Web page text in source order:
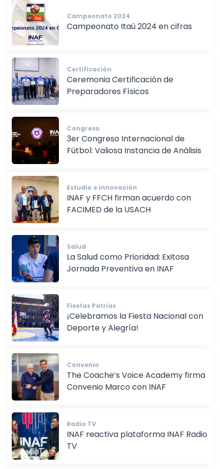
Campeonato 2024
Campeonato Itaú 2024 en cifras
Certificación
Ceremonia Certificación de
Preparadores Físicos
Congreso
3er Congreso Internacional de
Estudio e innovación
INAF y FFCH firman acuerdo con
Salud
La Salud como Prioridad: Exitosa
Fiestas Patrias
¡Celebramos la Fiesta Nacional con
Deporte y Alegría!
Convenio
The Coache’s Voice Academy firma
Radio TV
INAF reactiva plataforma INAF Radio